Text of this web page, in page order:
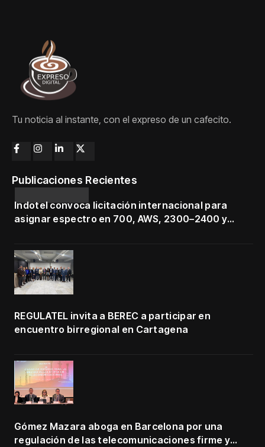
Tu noticia al instante, con el expreso de un cafecito.
Publicaciones Recientes
Indotel convoca licitación internacional para
asignar espectro en 700, AWS, 2300–2400 y
REGULATEL invita a BEREC a participar en
encuentro birregional en Cartagena
Gómez Mazara aboga en Barcelona por una
regulación de las telecomunicaciones firme y